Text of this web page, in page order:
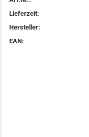
Lieferzeit:
Hersteller:
EAN: